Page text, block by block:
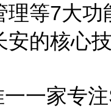
理等7大
安的核心
一家专